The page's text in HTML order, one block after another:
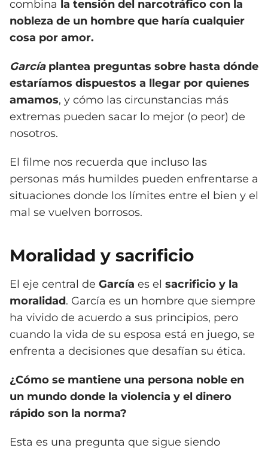
combina la tensión del narcotráfico con la
nobleza de un hombre que haría cualquier
cosa por amor.
Garcíaplantea preguntas sobre hasta dónde
estaríamos dispuestos a llegar por quienes
amamos, y cómo las circunstancias más
extremas pueden sacar lo mejor (o peor) de
nosotros.
El filme nos recuerda que incluso las
personas más humildes pueden enfrentarse a
situaciones donde los límites entre el bien y el
mal se vuelven borrosos.
Moralidad y sacrificio
El eje central de García es el sacrificio y la
moralidad. García es un hombre que siempre
ha vivido de acuerdo a sus principios, pero
cuando la vida de su esposa está en juego, se
enfrenta a decisiones que desafían su ética.
¿Cómo se mantiene una persona noble en
un mundo donde la violencia y el dinero
rápido son la norma?
Esta es una pregunta que sigue siendo